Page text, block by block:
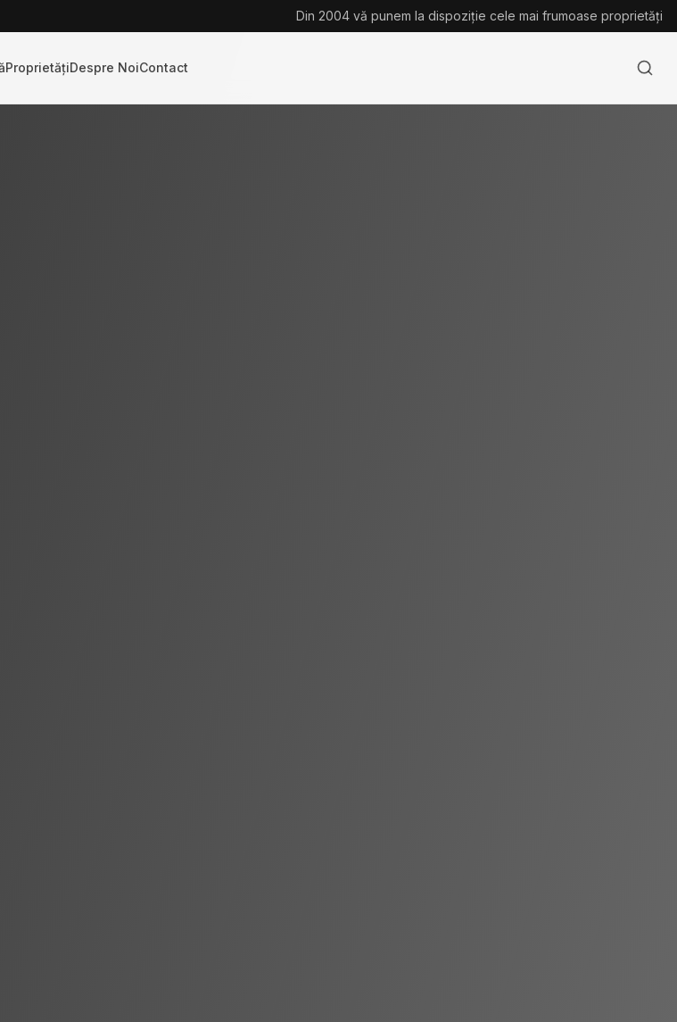
Din 2004 vă punem la dispoziție cele mai frumoase proprietăți
ProprietățiDespre NoiContact